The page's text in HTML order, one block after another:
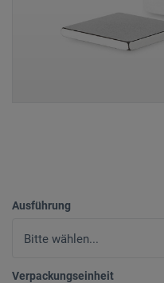
Ausführung
Verpackungseinheit